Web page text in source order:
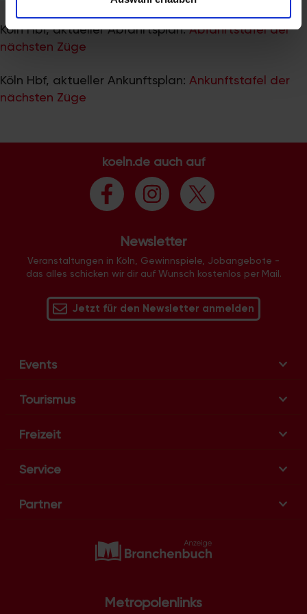
analysieren. Außerdem geben wir Informationen zu Ihrer
Verwendung unserer Website an unsere Partner für
soziale Medien, Werbung und Analysen weiter. Unsere
weiteren Daten zusammen, die Sie ihnen bereitgestellt
haben oder die sie im Rahmen Ihrer Nutzung der Dienste
Köln Hbf, aktueller Abfahrtsplan:Abfahrtstafel der
nächsten Züge
Köln Hbf, aktueller Ankunftsplan: Ankunftstafel der
nächsten Züge
koeln.de auch auf
Newsletter
Veranstaltungen in Köln, Gewinnspiele, Jobangebote -
das alles schicken wir dir auf Wunsch kostenlos per Mail.
Jetzt für den Newsletter anmelden
Events
Tourismus
Freizeit
Service
Partner
Metropolenlinks